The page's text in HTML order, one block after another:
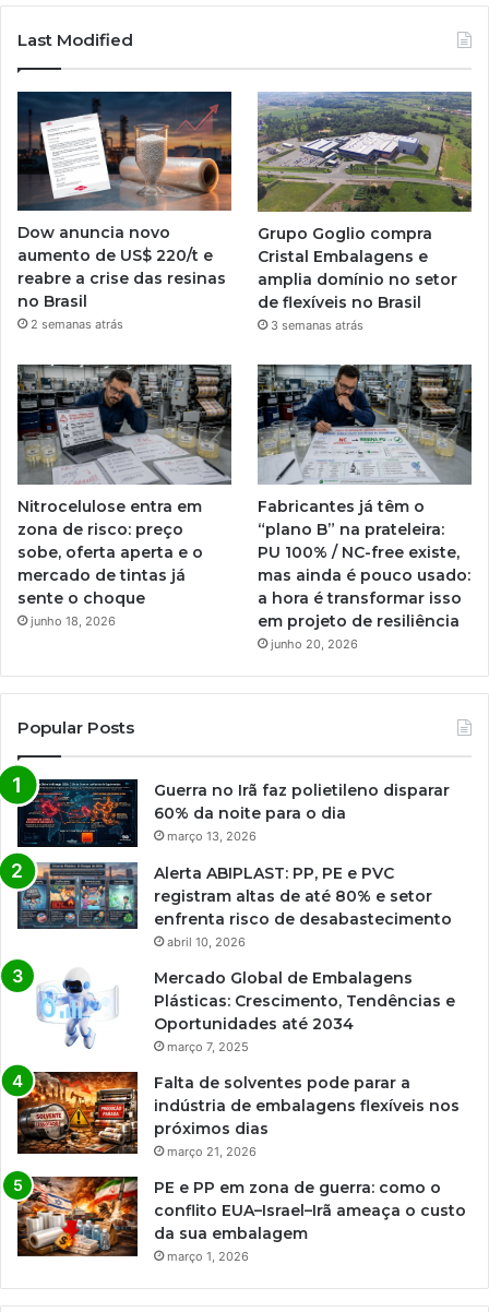
Last Modified
Dow anuncia novo
aumento de US$ 220/t e
reabre a crise das resinas
no Brasil
2 semanas atrás
Grupo Goglio compra
Cristal Embalagens e
amplia domínio no setor
de flexíveis no Brasil
3 semanas atrás
Nitrocelulose entra em
zona de risco: preço
sobe, oferta aperta e o
mercado de tintas já
sente o choque
junho 18, 2026
Fabricantes já têm o
“plano B” na prateleira:
PU 100% / NC-free existe,
mas ainda é pouco usado:
a hora é transformar isso
em projeto de resiliência
junho 20, 2026
Popular Posts
Guerra no Irã faz polietileno disparar
60% da noite para o dia
março 13, 2026
Alerta ABIPLAST: PP, PE e PVC
registram altas de até 80% e setor
enfrenta risco de desabastecimento
abril 10, 2026
Mercado Global de Embalagens
Plásticas: Crescimento, Tendências e
Oportunidades até 2034
março 7, 2025
Falta de solventes pode parar a
indústria de embalagens flexíveis nos
próximos dias
março 21, 2026
PE e PP em zona de guerra: como o
conflito EUA–Israel–Irã ameaça o custo
da sua embalagem
março 1, 2026